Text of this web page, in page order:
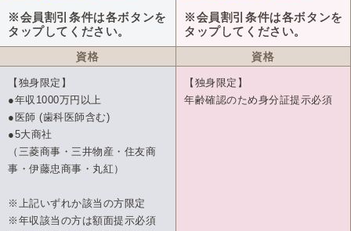
※会員割引条件は各ボタンを
タップしてください。
資格
【独身限定】
●年収1000万円以上
●医師 (歯科医師含む)
●5大商社
（三菱商事・三井物産・住友商
事・伊藤忠商事・丸紅）
※上記いずれか該当の方限定
※年収該当の方は額面提示必須
※会員割引条件は各ボタンを
タップしてください。
資格
【独身限定】
年齢確認のため身分証提示必須